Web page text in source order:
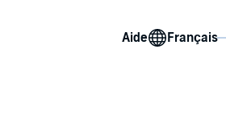
Aide